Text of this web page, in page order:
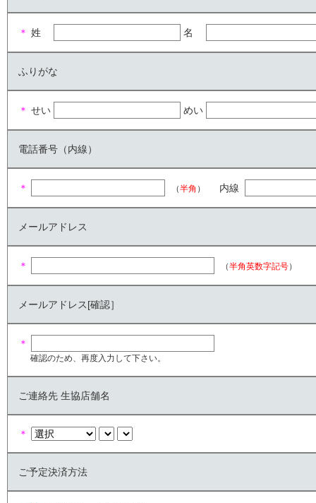
＊ 姓 名
ふりがな
＊ せい めい
電話番号（内線）
＊ （半角 ） 内線
メールアドレス
＊ （半角英数字記号）
メールアドレス[確認］
＊
確認のため、再度入力して下さい。
ご連絡先 生協店舗名
＊
ご予定決済方法